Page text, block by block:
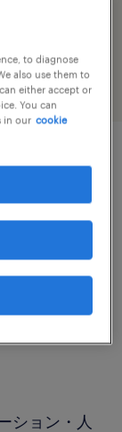
ション・人
to diagnose
also use them to
either accept or
You can
in our cookie